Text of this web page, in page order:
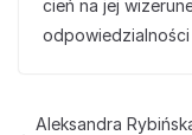
cień na jej
Aleksandra